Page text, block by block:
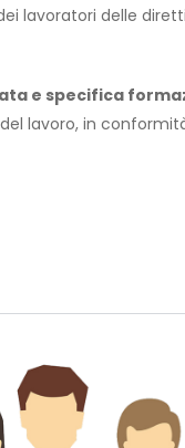
lavoratori delle
e specifica
lavoro, in